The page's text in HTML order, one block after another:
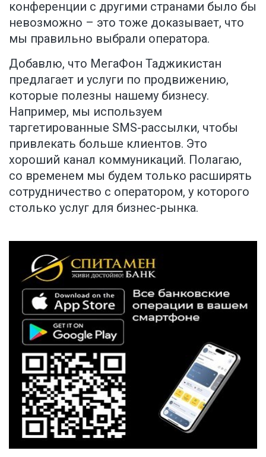
конференции с другими странами было бы
невозможно – это тоже доказывает, что
мы правильно выбрали оператора.
Добавлю, что МегаФон Таджикистан
предлагает и услуги по продвижению,
которые полезны нашему бизнесу.
Например, мы используем
таргетированные SMS-рассылки, чтобы
привлекать больше клиентов. Это
хороший канал коммуникаций. Полагаю,
со временем мы будем только расширять
сотрудничество с оператором, у которого
столько услуг для бизнес-рынка.